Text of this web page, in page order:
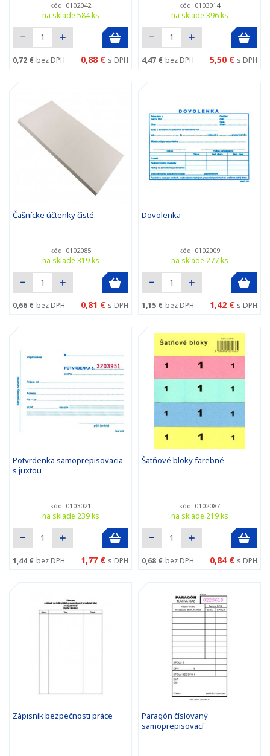
kód: 0102042
na sklade 584 ks
0,72 € bez DPH 0,88 € s DPH
kód: 0103014
na sklade 396 ks
4,47 € bez DPH 5,50 € s DPH
Čašnícke účtenky čisté
kód: 0102085
na sklade 319 ks
0,66 € bez DPH 0,81 € s DPH
Dovolenka
kód: 0102009
na sklade 277 ks
1,15 € bez DPH 1,42 € s DPH
Potvrdenka samoprepisovacia
s juxtou
kód: 0103021
na sklade 239 ks
1,44 € bez DPH 1,77 € s DPH
Šatňové bloky farebné
kód: 0102087
na sklade 219 ks
0,68 € bez DPH 0,84 € s DPH
Zápisník bezpečnosti práce
Paragón číslovaný
samoprepisovací